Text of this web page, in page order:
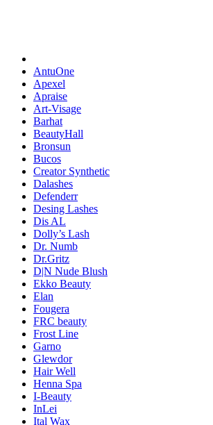
AntuOne
Apexel
Apraise
Art-Visage
Barhat
BeautyHall
Bronsun
Bucos
Creator Synthetic
Dalashes
Defenderr
Desing Lashes
Dis AL
Dolly’s Lash
Dr. Numb
Dr.Gritz
D|N Nude Blush
Ekko Beauty
Elan
Fougera
FRC beauty
Frost Line
Garno
Glewdor
Hair Well
Henna Spa
I-Beauty
InLei
Ital Wax